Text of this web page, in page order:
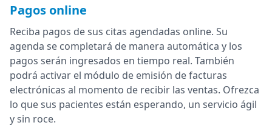
Pagos online
Reciba pagos de sus citas agendadas online. Su
agenda se completará de manera automática y los
pagos serán ingresados en tiempo real. También
podrá activar el módulo de emisión de facturas
electrónicas al momento de recibir las ventas. Ofrezca
lo que sus pacientes están esperando, un servicio ágil
y sin roce.